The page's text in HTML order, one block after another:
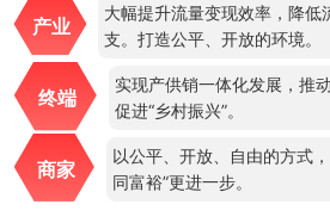
产业
大幅提升流量变现效率，降低
支。打造公平、开放的环境。
终端
实现产供销一体化发展，推
促进“乡村振兴”。
商家
以公平、开放、自由的方式
同富裕”更进一步。